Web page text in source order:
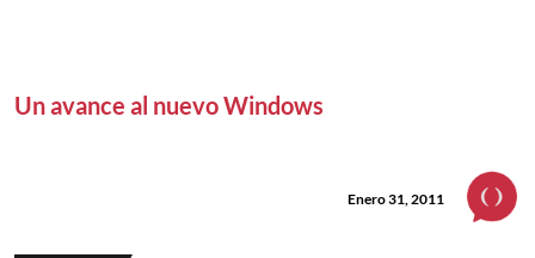
Un avance al nuevo Windows
Enero 31, 2011